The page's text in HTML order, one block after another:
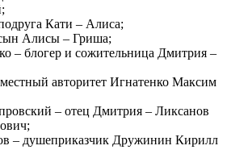
Кати – Алиса;
Алисы – Гриша;
– блогер и сожительница Дмитрия –
авторитет Игнатенко Максим
– отец Дмитрия – Ликсанов
– душеприказчик Дружинин Кирилл